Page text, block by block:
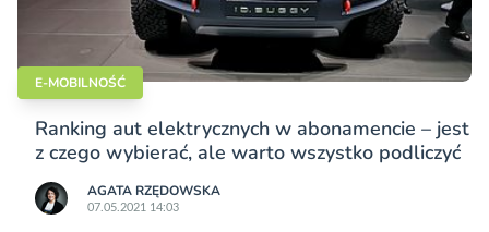
E-MOBILNOŚĆ
Ranking aut elektrycznych w abonamencie – jest
z czego wybierać, ale warto wszystko podliczyć
AGATA RZĘDOWSKA
07.05.2021 14:03